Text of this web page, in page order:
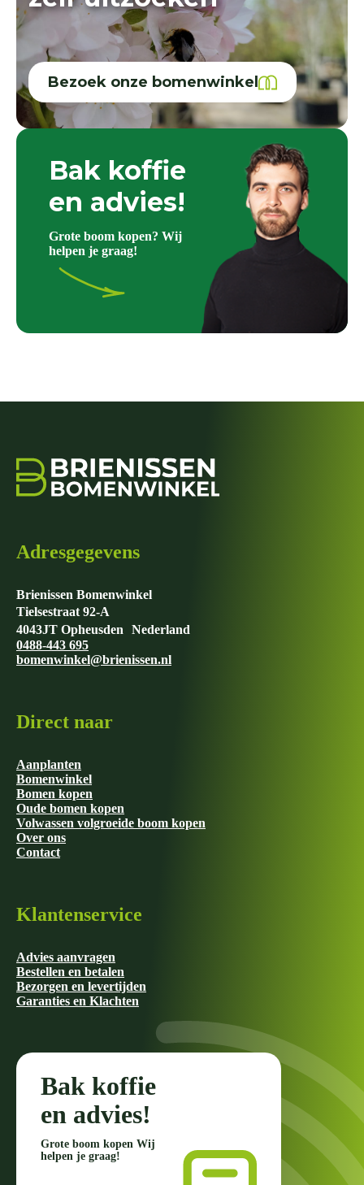
Bezoek onze bomenwinkel
Bak koffie
en advies!
Grote boom kopen? Wij
helpen je graag!
Adresgegevens
Brienissen Bomenwinkel
Tielsestraat 92-A
4043JT Opheusden Nederland
0488-443 695
bomenwinkel@brienissen.nl
Direct naar
Aanplanten
Bomenwinkel
Bomen kopen
Oude bomen kopen
Volwassen volgroeide boom kopen
Over ons
Contact
Klantenservice
Advies aanvragen
Bestellen en betalen
Bezorgen en levertijden
Garanties en Klachten
Bak koffie
en advies!
Grote boom kopen Wij
helpen je graag!